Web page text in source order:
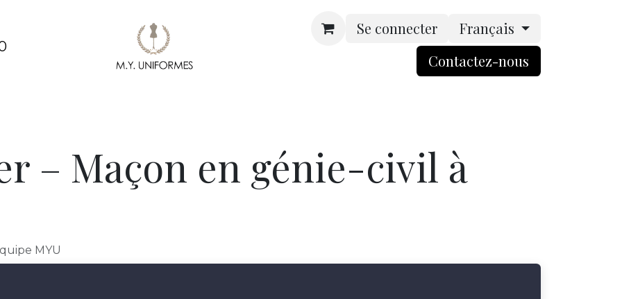
Se connecter
Français
Contactez-nou​​​​s​​
– Maçon en génie-civil à
MYU